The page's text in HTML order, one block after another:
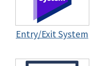
Entry/Exit System